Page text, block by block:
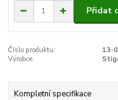
Přidat
Číslo produktu:
13-
Výrobce:
Kompletní specifikace